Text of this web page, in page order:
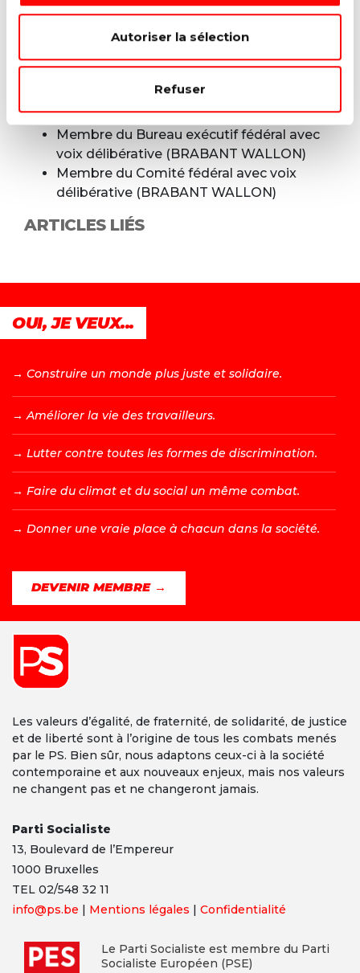
Autoriser la sélection
Refuser
FONCTIONS AU SEIN DU PARTI
Membre du Bureau avec voix délibérative
(PARTI SOCIALISTE)
Membre du Bureau exécutif fédéral avec
voix délibérative (BRABANT WALLON)
Membre du Comité fédéral avec voix
délibérative (BRABANT WALLON)
ARTICLES LIÉS
Les valeurs d’égalité, de fraternité, de solidarité, de justice
et de liberté sont à l’origine de tous les combats menés
par le PS. Bien sûr, nous adaptons ceux-ci à la société
contemporaine et aux nouveaux enjeux, mais nos valeurs
ne changent pas et ne changeront jamais.
Parti Socialiste
13, Boulevard de l’Empereur
1000 Bruxelles
TEL 02/548 32 11
info@ps.be | Mentions légales | Confidentialité
Le Parti Socialiste est membre du Parti
Socialiste Européen (PSE)
OUI, JE VEUX...
→ Construire un monde plus juste et solidaire.
→ Améliorer la vie des travailleurs.
→ Lutter contre toutes les formes de discrimination.
→ Faire du climat et du social un même combat.
→ Donner une vraie place à chacun dans la société.
DEVENIR MEMBRE →